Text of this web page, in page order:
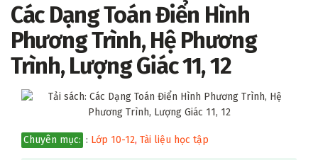
Các Dạng Toán Điển Hình
Phương Trình, Hệ Phương
Trình, Lượng Giác 11, 12
Chuyên mục: : Lớp 10-12, Tài liệu học tập